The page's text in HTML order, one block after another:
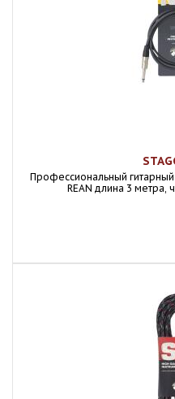
Профессиональный
REAN длина 3 метра,